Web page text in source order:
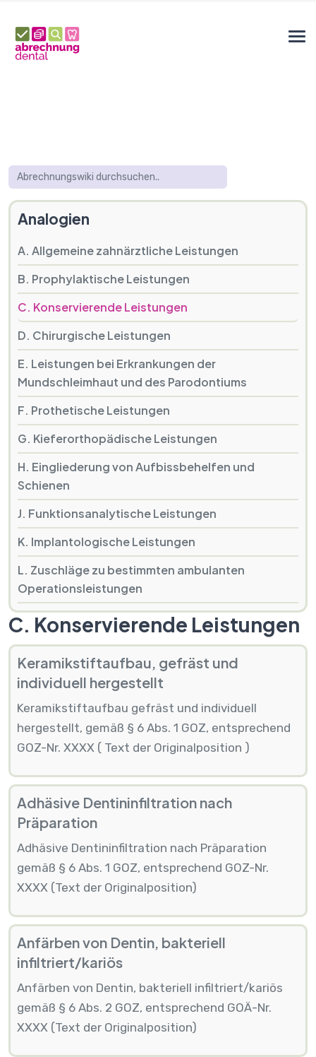
Analogien
A. Allgemeine zahnärztliche Leistungen
B. Prophylaktische Leistungen
C. Konservierende Leistungen
D. Chirurgische Leistungen
E. Leistungen bei Erkrankungen der
Mundschleimhaut und des Parodontiums
F. Prothetische Leistungen
G. Kieferorthopädische Leistungen
H. Eingliederung von Aufbissbehelfen und
Schienen
J. Funktionsanalytische Leistungen
K. Implantologische Leistungen
L. Zuschläge zu bestimmten ambulanten
Operationsleistungen
C. Konservierende Leistungen
Keramikstiftaufbau, gefräst und
individuell hergestellt
Keramikstiftaufbau gefräst und individuell
hergestellt, gemäß § 6 Abs. 1 GOZ, entsprechend
GOZ-Nr. XXXX ( Text der Originalposition )
Adhäsive Dentininfiltration nach
Präparation
Adhäsive Dentininfiltration nach Präparation
gemäß § 6 Abs. 1 GOZ, entsprechend GOZ-Nr.
XXXX (Text der Originalposition)
Anfärben von Dentin, bakteriell
infiltriert/kariös
Anfärben von Dentin, bakteriell infiltriert/kariös
gemäß § 6 Abs. 2 GOZ, entsprechend GOÄ-Nr.
XXXX (Text der Originalposition)